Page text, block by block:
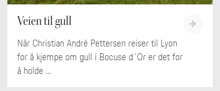
Veien til gull
Når Christian André Pettersen reiser til Lyon
for å kjempe om gull i Bocuse d´Or er det for
å holde ...